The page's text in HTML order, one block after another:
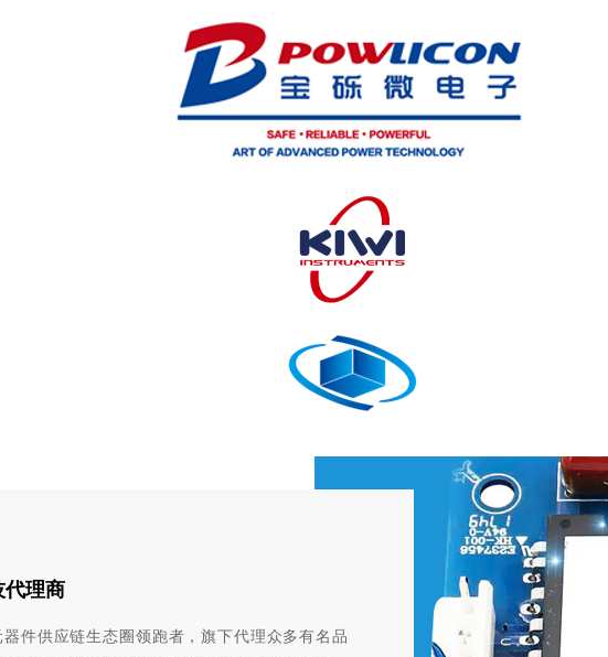
代理商
件供应链生态圈领跑者，旗下代理众多有名品